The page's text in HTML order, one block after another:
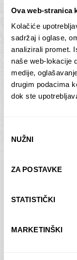
Ova web-stranica
Kolačiće
sadržaj i oglase,
analizirali promet.
naše web-lokacije
medije,
drugim podacima
dok ste
pristanka
NUŽNI
ZA POSTAVKE
STATISTIČKI
MARKETINŠKI
Butan –
75,00€ –
ODABERI
Dolac
ODABERI
POGLEDAJTE